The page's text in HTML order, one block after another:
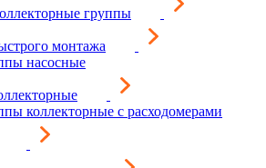
группы
монтажа
насосные
коллекторные с расходомерами